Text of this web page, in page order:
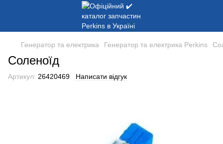
Генератор та електрика Генератор та електрика Perkins
Соленоїд
Артикул: 26420469 Написати відгук